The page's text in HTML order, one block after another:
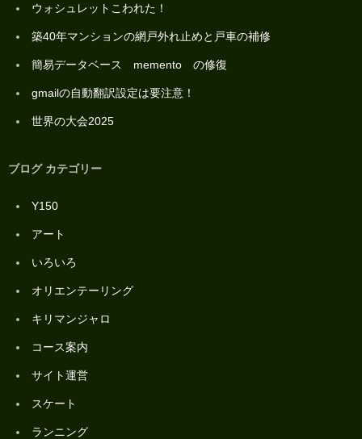
ウォシュレットこわれた！
築40年マンションの網戸外れ止めと戸車の補修
簡易データベース memento の修復
gmailの自動翻訳設定は要注意！
世界の大会2025
ブログ カテゴリー
Y150
アート
いろいろ
オリエンテーリング
キリマンジャロ
コース案内
サイト運営
スケート
ランニング